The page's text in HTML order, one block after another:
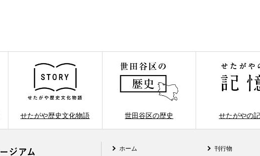
せたがや歴史文化物語 世田谷区の歴史 せたがやの
ホーム 刊行物